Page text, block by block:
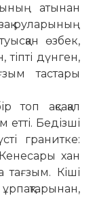
атынан
руларының
өзбек,
дүнген,
тастары
ақсақал
Бедізші
гранитке:
хан
тағзым. Кіші